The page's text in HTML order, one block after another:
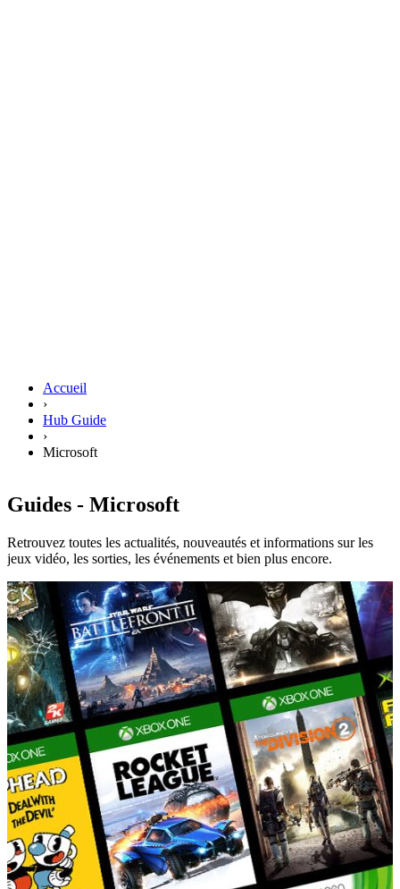
Accueil
›
Hub Guide
›
Microsoft
Guides - Microsoft
Retrouvez toutes les actualités, nouveautés et informations sur les
jeux vidéo, les sorties, les événements et bien plus encore.